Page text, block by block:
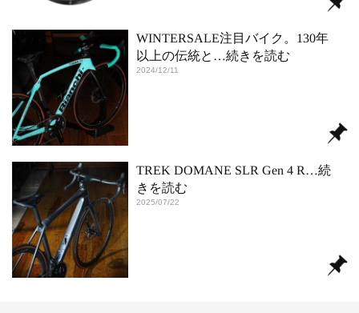
WINTERSALE注目バイク。130年
以上の伝統と …続きを読む
2024/12/11
TREK DOMANE SLR Gen 4 R …続
きを読む
2025/07/22